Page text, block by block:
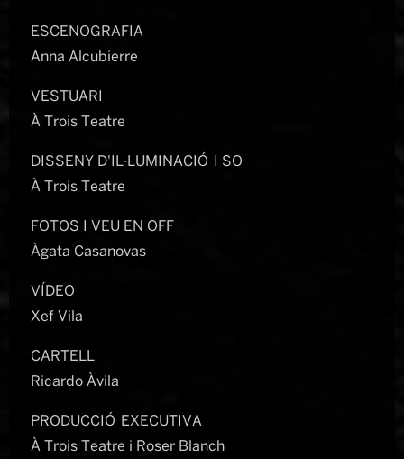
ESCENOGRAFIA
Anna Alcubierre
VESTUARI
À Trois Teatre
DISSENY D'IL·LUMINACIÓ I SO
À Trois Teatre
FOTOS I VEU EN OFF
Àgata Casanovas
VÍDEO
Xef Vila
CARTELL
Ricardo Àvila
PRODUCCIÓ EXECUTIVA
À Trois Teatre i Roser Blanch